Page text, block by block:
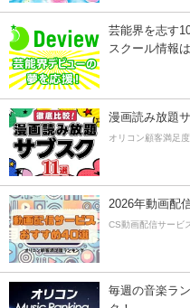
芸能界を志す
スクール情報
漫画読み放題
オリコン顧客満足
2026年動画配
CS動画配信サービ
毎週の音楽ラ